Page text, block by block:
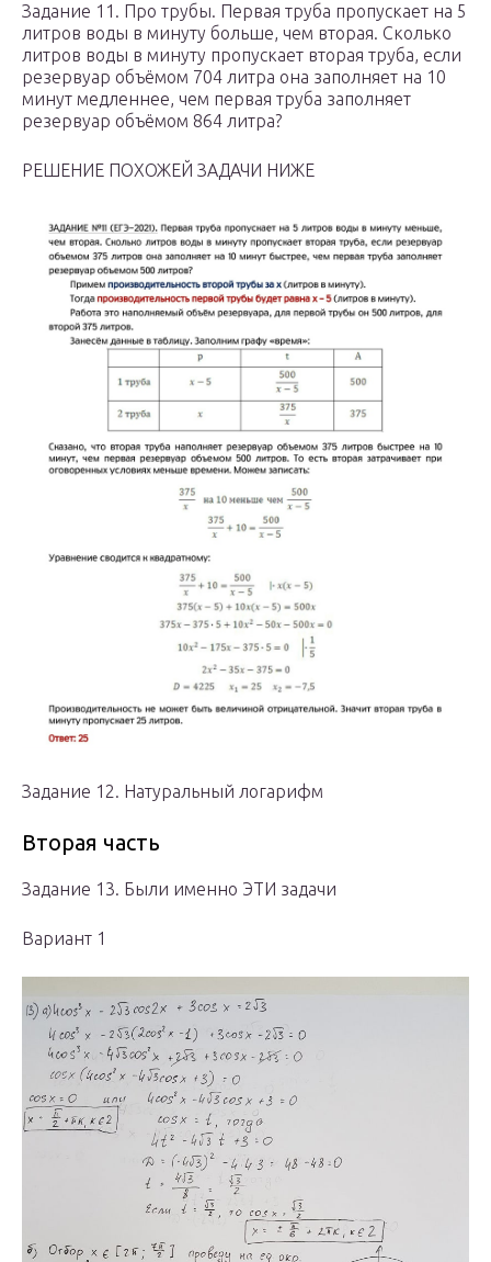
Задание 11. Про трубы. Первая труба пропускает на 5
литров воды в минуту больше, чем вторая. Сколько
литров воды в минуту пропускает вторая труба, если
резервуар объёмом 704 литра она заполняет на 10
минут медленнее, чем первая труба заполняет
резервуар объёмом 864 литра?
РЕШЕНИЕ ПОХОЖЕЙ ЗАДАЧИ НИЖЕ
Задание 12. Натуральный логарифм
Вторая часть
Задание 13. Были именно ЭТИ задачи
Вариант 1